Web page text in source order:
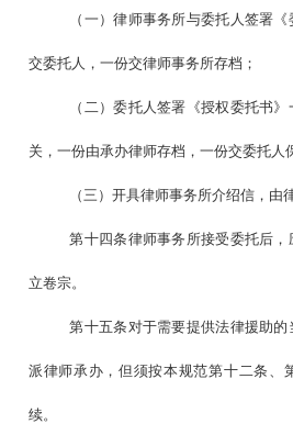
（一）律师事务所与委托人签署
交委托人，一份交律师事务所存档；
（二）委托人签署《授权委托书
关，一份由承办律师存档，一份交委托人
（三）开具律师事务所介绍信，由
第十四条律师事务所接受委托后
立卷宗。
第十五条对于需要提供法律援助
派律师承办，但须按本规范第十二条、
续。